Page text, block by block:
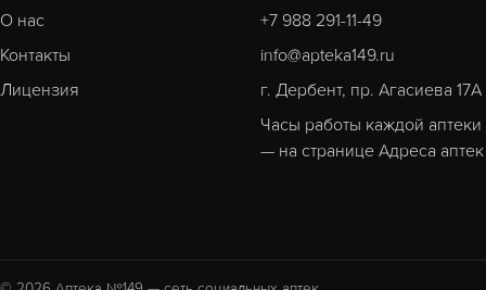
О нас
Контакты
Лицензия
+7 988 291-11-49
info@apteka149.ru
г. Дербент, пр. Агасиева 17А
Часы работы каждой аптеки
— на странице Адреса аптек